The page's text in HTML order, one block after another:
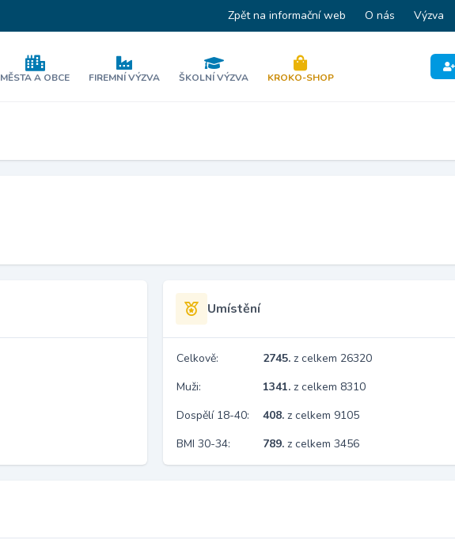
Zpět na informační web O nás Výzva
MĚSTA A OBCE FIREMNÍ VÝZVA ŠKOLNÍ VÝZVA KROKO-SHOP
Umístění
Celkově: 2745. z celkem 26320
Muži:
1341. z celkem 8310
Dospělí 18-40:
408. z celkem 9105
BMI 30-34:
789. z celkem 3456